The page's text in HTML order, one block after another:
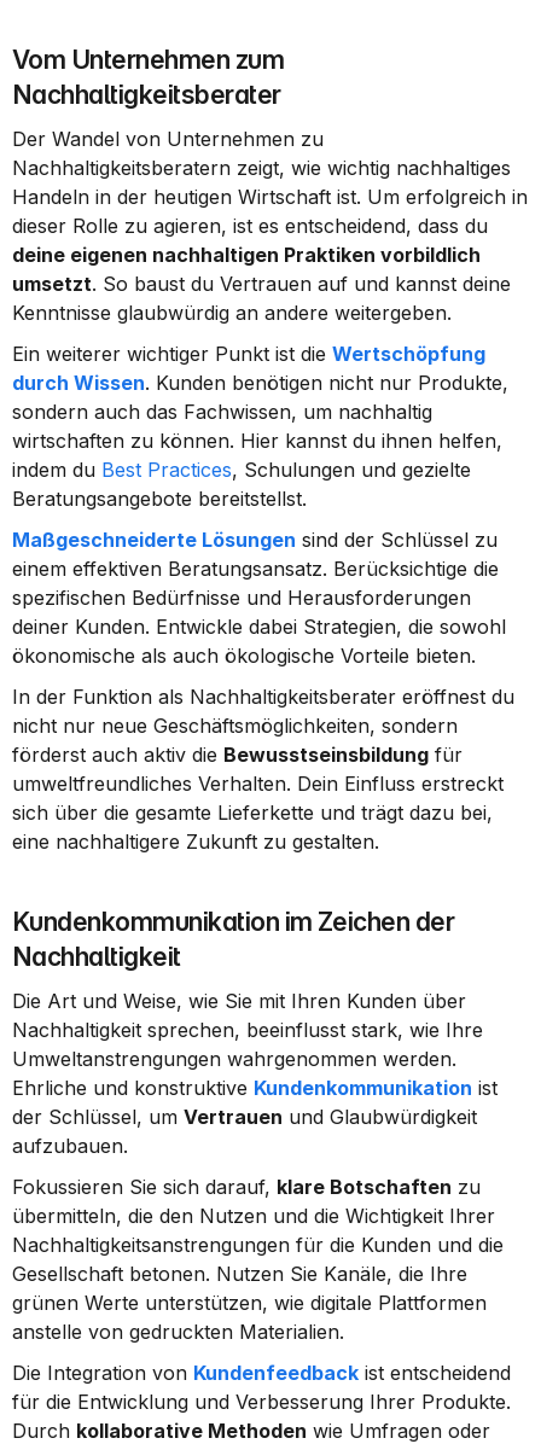
Vom Unternehmen zum
Nachhaltigkeitsberater
Der Wandel von Unternehmen zu
Nachhaltigkeitsberatern zeigt, wie wichtig nachhaltiges
Handeln in der heutigen Wirtschaft ist. Um erfolgreich in
deine eigenen nachhaltigen Praktiken vorbildlich
umsetzt. So baust du Vertrauen auf und kannst deine
Kenntnisse glaubwürdig an andere weitergeben.
Ein weiterer wichtiger Punkt ist die Wertschöpfung
durch Wissen. Kunden benötigen nicht nur Produkte,
sondern auch das Fachwissen, um nachhaltig
wirtschaften zu können. Hier kannst du ihnen helfen,
indem du Best Practices, Schulungen und gezielte
Beratungsangebote bereitstellst.
Maßgeschneiderte Lösungen sind der Schlüssel zu
einem effektiven Beratungsansatz. Berücksichtige die
spezifischen Bedürfnisse und Herausforderungen
deiner Kunden. Entwickle dabei Strategien, die sowohl
ökonomische als auch ökologische Vorteile bieten.
In der Funktion als Nachhaltigkeitsberater eröffnest du
nicht nur neue Geschäftsmöglichkeiten, sondern
förderst auch aktiv die Bewusstseinsbildung für
umweltfreundliches Verhalten. Dein Einfluss erstreckt
sich über die gesamte Lieferkette und trägt dazu bei,
eine nachhaltigere Zukunft zu gestalten.
Kundenkommunikation im Zeichen der
Nachhaltigkeit
Die Art und Weise, wie Sie mit Ihren Kunden über
Nachhaltigkeit sprechen, beeinflusst stark, wie Ihre
Umweltanstrengungen wahrgenommen werden.
Ehrliche und konstruktive Kundenkommunikation ist
der Schlüssel, um Vertrauen und Glaubwürdigkeit
aufzubauen.
Fokussieren Sie sich darauf, klare Botschaften zu
übermitteln, die den Nutzen und die Wichtigkeit Ihrer
Nachhaltigkeitsanstrengungen für die Kunden und die
Gesellschaft betonen. Nutzen Sie Kanäle, die Ihre
grünen Werte unterstützen, wie digitale Plattformen
anstelle von gedruckten Materialien.
Die Integration von Kundenfeedback ist entscheidend
für die Entwicklung und Verbesserung Ihrer Produkte.
Durch kollaborative Methoden wie Umfragen oder